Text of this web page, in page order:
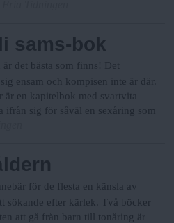
sams-bok
det bästa som finns! Det
ensam och kompisen inte är där.
en kapitelbok med svartvita
ifrån sig för såväl en sexåring som
för de flesta en känsla av
sökande efter kärlek. Två böcker
att gå från barn till tonåring är